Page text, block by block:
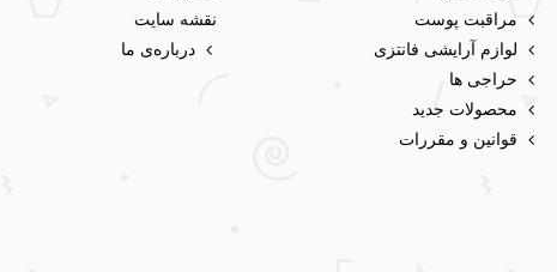
مراقبت پوست
لوازم آرایشی فانتزی
حراجی ها
محصولات جدید
قوانین و مقررات
نقشه سایت
درباره‌ی ما